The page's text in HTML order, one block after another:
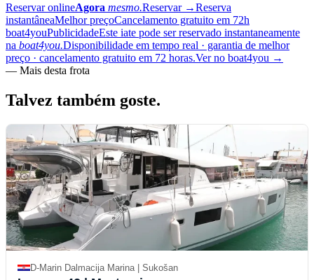
Reservar onlineAgora mesmo.Reservar →Reserva
instantâneaMelhor preçoCancelamento gratuito em 72h
boat4youPublicidadeEste iate pode ser reservado instantaneamente
na boat4you.Disponibilidade em tempo real · garantia de melhor
preço · cancelamento gratuito em 72 horas.Ver no boat4you →
— Mais desta frota
Talvez também goste.
D-Marin Dalmacija Marina | Sukošan